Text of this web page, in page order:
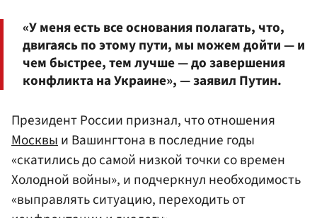
«У меня есть все основания полагать, что,
двигаясь по этому пути, мы можем дойти — и
чем быстрее, тем лучше — до завершения
конфликта на Украине», — заявил Путин.
Президент России признал, что отношения
Москвыи Вашингтона в последние годы
«скатились до самой низкой точки со времен
Холодной войны», и подчеркнул необходимость
«выправлять ситуацию, переходить от